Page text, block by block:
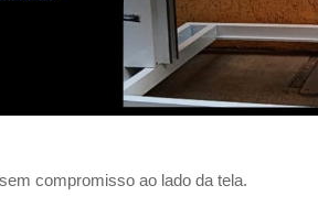
compromisso ao lado da tela.